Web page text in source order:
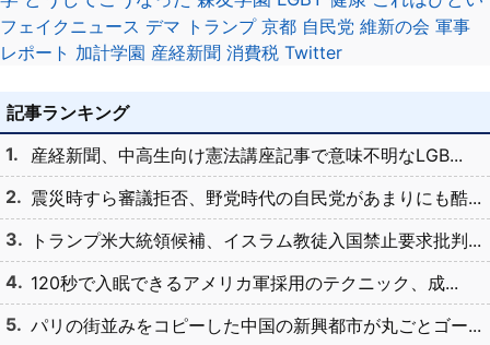
フェイクニュース デマ トランプ 京都 自民党 維新の会 軍事
レポート 加計学園 産経新聞 消費税 Twitter
記事ランキング
産経新聞、中高生向け憲法講座記事で意味不明なLGB...
震災時すら審議拒否、野党時代の自民党があまりにも酷...
トランプ米大統領候補、イスラム教徒入国禁止要求批判...
120秒で入眠できるアメリカ軍採用のテクニック、成...
パリの街並みをコピーした中国の新興都市が丸ごとゴー...